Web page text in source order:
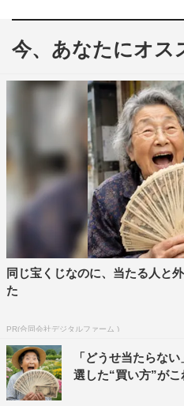
（火）後11・00よりスタート
tvkほか
10月17日スタート
毎週（火）後11・00～11・30
出演：中村優一、三倉佳奈、
優 ほか
脚本：金杉弘子
監督：三原光尋
公式HP：http://www.tvk-
＜放送スケジュール＞
tvk
10月17日～毎週（火）後11・
今、あなたにオス
同じ宝くじなのに、当たる人と
た
PR(合同会社デジタルファーム )
「どうせ当たらな
選した“買い方”がこ